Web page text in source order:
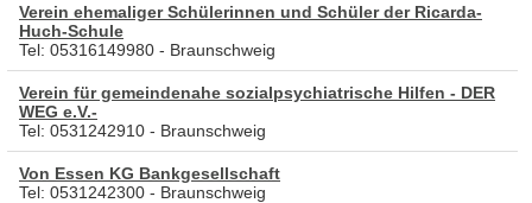
Verein ehemaliger Schülerinnen und Schüler der Ricarda-
Huch-Schule
Tel: 05316149980 - Braunschweig
Verein für gemeindenahe sozialpsychiatrische Hilfen - DER
WEG e.V.-
Tel: 0531242910 - Braunschweig
Von Essen KG Bankgesellschaft
Tel: 0531242300 - Braunschweig